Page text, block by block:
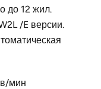
и одного кабеля
до 12 жил.
/E версии.
мин